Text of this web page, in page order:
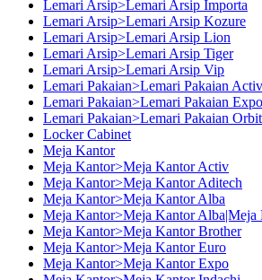
Lemari Arsip>Lemari Arsip Importa
Lemari Arsip>Lemari Arsip Kozure
Lemari Arsip>Lemari Arsip Lion
Lemari Arsip>Lemari Arsip Tiger
Lemari Arsip>Lemari Arsip Vip
Lemari Pakaian>Lemari Pakaian Activ
Lemari Pakaian>Lemari Pakaian Expo
Lemari Pakaian>Lemari Pakaian
Locker Cabinet
Meja Kantor
Meja Kantor>Meja Kantor Activ
Meja Kantor>Meja Kantor Aditech
Meja Kantor>Meja Kantor Alba
Meja Kantor>Meja Kantor Alba|Meja
Meja Kantor>Meja Kantor Brother
Meja Kantor>Meja Kantor Euro
Meja Kantor>Meja Kantor Expo